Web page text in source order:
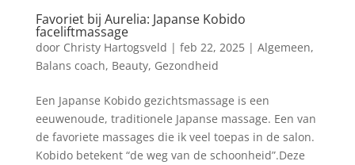
Favoriet bij Aurelia: Japanse Kobido
faceliftmassage
door Christy Hartogsveld | feb 22, 2025| Algemeen,
Balans coach, Beauty, Gezondheid
Een Japanse Kobido gezichtsmassage is een
eeuwenoude, traditionele Japanse massage. Een van
de favoriete massages die ik veel toepas in de salon.
Kobido betekent “de weg van de schoonheid”.Deze